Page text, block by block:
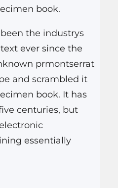
book.
the industrys
ever since the
prmontserrat
and scrambled it
book. It has
centuries, but
essentially